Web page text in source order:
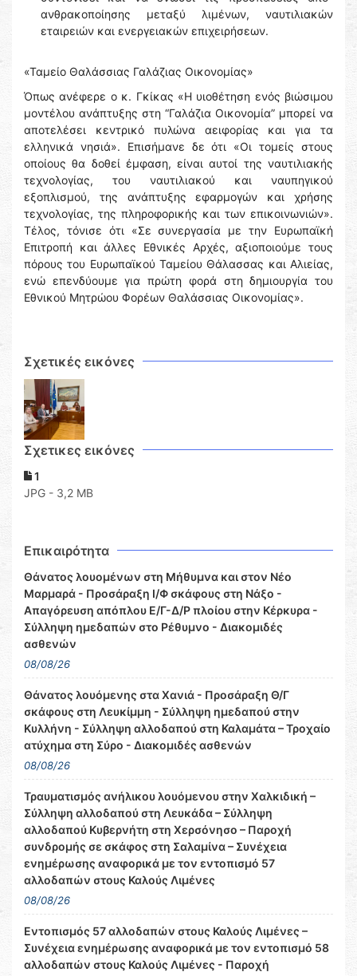
ανθρακοποίησης μεταξύ λιμένων, ναυτιλιακών
εταιρειών και ενεργειακών επιχειρήσεων.
«Ταμείο Θαλάσσιας Γαλάζιας Οικονομίας»
Όπως ανέφερε ο κ. Γκίκας «Η υιοθέτηση ενός βιώσιμου
μοντέλου ανάπτυξης στη “Γαλάζια Οικονομία” μπορεί να
αποτελέσει κεντρικό πυλώνα αειφορίας και για τα
ελληνικά νησιά». Επισήμανε δε ότι «Οι τομείς στους
οποίους θα δοθεί έμφαση, είναι αυτοί της ναυτιλιακής
τεχνολογίας, του ναυτιλιακού και ναυπηγικού
εξοπλισμού, της ανάπτυξης εφαρμογών και χρήσης
τεχνολογίας, της πληροφορικής και των επικοινωνιών».
Τέλος, τόνισε ότι «Σε συνεργασία με την Ευρωπαϊκή
Επιτροπή και άλλες Εθνικές Αρχές, αξιοποιούμε τους
πόρους του Ευρωπαϊκού Ταμείου Θάλασσας και Αλιείας,
ενώ επενδύουμε για πρώτη φορά στη δημιουργία του
Εθνικού Μητρώου Φορέων Θαλάσσιας Οικονομίας».
Σχετικές εικόνες
Σχετικες εικόνες
1
JPG - 3,2 MB
Επικαιρότητα
Θάνατος λουομένων στη Μήθυμνα και στον Νέο
Μαρμαρά - Προσάραξη Ι/Φ σκάφους στη Νάξο -
Απαγόρευση απόπλου Ε/Γ-Δ/Ρ πλοίου στην Κέρκυρα -
Σύλληψη ημεδαπών στο Ρέθυμνο - Διακομιδές
ασθενών
08/08/26
Θάνατος λουόμενης στα Χανιά - Προσάραξη Θ/Γ
σκάφους στη Λευκίμμη - Σύλληψη ημεδαπού στην
Κυλλήνη - Σύλληψη αλλοδαπού στη Καλαμάτα – Τροχαίο
ατύχημα στη Σύρο - Διακομιδές ασθενών
08/08/26
Τραυματισμός ανήλικου λουόμενου στην Χαλκιδική –
Σύλληψη αλλοδαπού στη Λευκάδα – Σύλληψη
αλλοδαπού Κυβερνήτη στη Χερσόνησο – Παροχή
συνδρομής σε σκάφος στη Σαλαμίνα – Συνέχεια
ενημέρωσης αναφορικά με τον εντοπισμό 57
αλλοδαπών στους Καλούς Λιμένες
08/08/26
Εντοπισμός 57 αλλοδαπών στους Καλούς Λιμένες –
Συνέχεια ενημέρωσης αναφορικά με τον εντοπισμό 58
αλλοδαπών στους Καλούς Λιμένες - Παροχή